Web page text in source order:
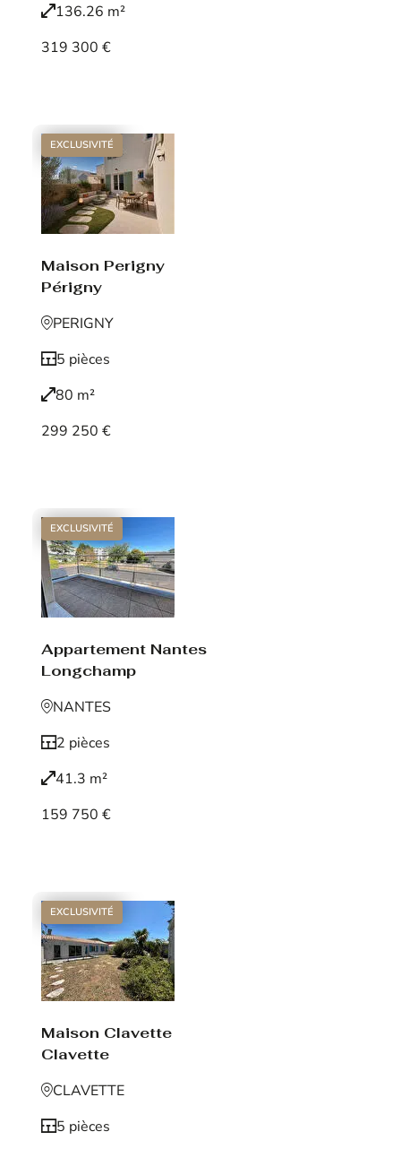
136.26 m²
319 300 €
EXCLUSIVITÉ
Maison Perigny
Périgny
PERIGNY
5 pièces
80 m²
299 250 €
EXCLUSIVITÉ
Appartement Nantes
Longchamp
NANTES
2 pièces
41.3 m²
159 750 €
EXCLUSIVITÉ
Maison Clavette
Clavette
CLAVETTE
5 pièces